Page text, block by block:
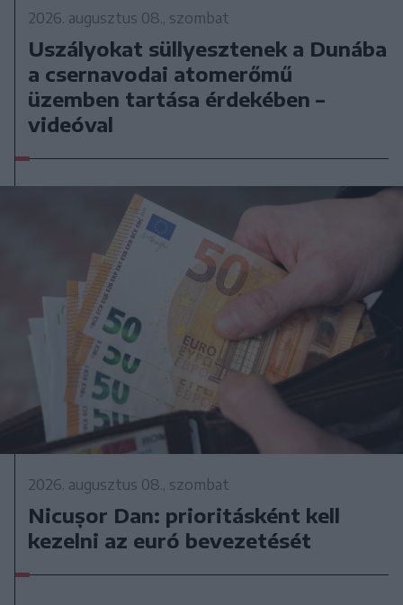
2026. augusztus 08., szombat
Uszályokat süllyesztenek a Dunába
a csernavodai atomerőmű
üzemben tartása érdekében –
videóval
2026. augusztus 08., szombat
Nicușor Dan: prioritásként kell
kezelni az euró bevezetését